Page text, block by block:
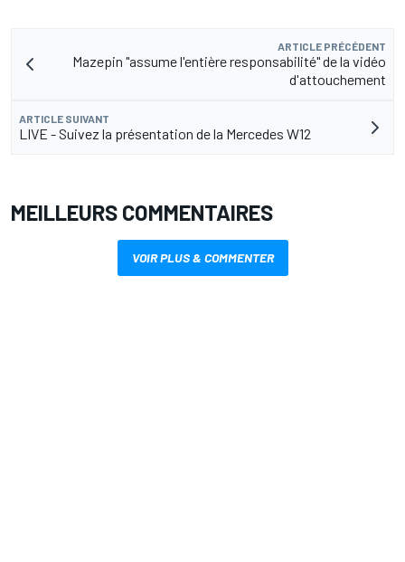
ARTICLE PRÉCÉDENT
Mazepin "assume l'entière responsabilité" de la vidéo
d'attouchement
ARTICLE SUIVANT
LIVE - Suivez la présentation de la Mercedes W12
MEILLEURS COMMENTAIRES
VOIR PLUS & COMMENTER